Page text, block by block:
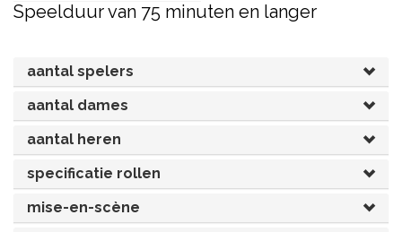
OVERIG (30'-75')
UITGELICHT!
KORT (-30')
OVERIG (30'-75')
UITGELICHT!
AVONDVULLEND (+75')
OVERIG (30'-75')
SENIORENTONEEL
KORT (-30')
OVERIG (30'-75')
UITGELICHT!
SPEKTAKELSTUKKEN
JUBILEUMSTUK
KOSTUUMSTUK
MUSICAL
OVERIG
SINTERKLAASTONEEL
KERSTTONEEL
RECHTEN REGELEN
Speelduur van 75 minuten en langer
aantal spelers
aantal dames
aantal heren
specificatie rollen
mise-en-scène